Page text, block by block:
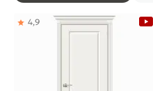
4,9